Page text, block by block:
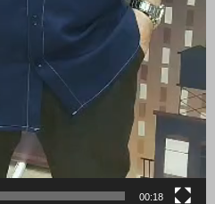
00:18